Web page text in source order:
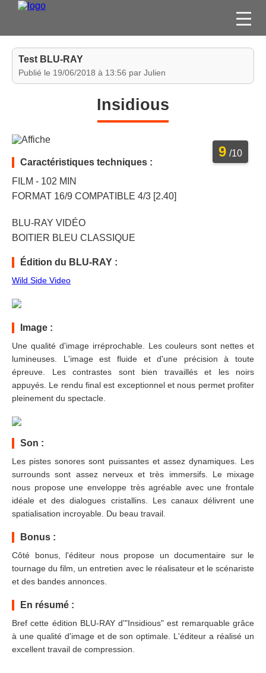
FILMS
JEUX VIDÉO
Test BLU-RAY
Publié le 19/06/2018 à 13:56 par Julien
Insidious
9 /10
Caractéristiques techniques :
FILM - 102 MIN
FORMAT 16/9 COMPATIBLE 4/3 [2.40]
BLU-RAY VIDÉO
BOITIER BLEU CLASSIQUE
Édition du BLU-RAY :
Wild Side Video
Image :
Une qualité d'image irréprochable. Les couleurs sont nettes et
lumineuses. L'image est fluide et d'une précision à toute
épreuve. Les contrastes sont bien travaillés et les noirs
appuyés. Le rendu final est exceptionnel et nous permet profiter
pleinement du spectacle.
Son :
Les pistes sonores sont puissantes et assez dynamiques. Les
surrounds sont assez nerveux et très immersifs. Le mixage
nous propose une enveloppe très agréable avec une frontale
idéale et des dialogues cristallins. Les canaux délivrent une
spatialisation incroyable. Du beau travail.
Bonus :
Côté bonus, l'éditeur nous propose un documentaire sur le
tournage du film, un entretien avec le réalisateur et le scénariste
et des bandes annonces.
En résumé :
Bref cette édition BLU-RAY d'"Insidious" est remarquable grâce
à une qualité d'image et de son optimale. L'éditeur a réalisé un
excellent travail de compression.